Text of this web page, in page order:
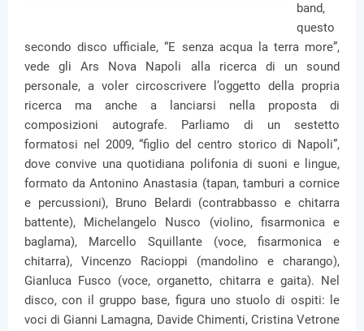
band,
questo
secondo disco ufficiale, “E senza acqua la terra more”,
vede gli Ars Nova Napoli alla ricerca di un sound
personale, a voler circoscrivere l’oggetto della propria
ricerca ma anche a lanciarsi nella proposta di
composizioni autografe. Parliamo di un sestetto
formatosi nel 2009, “figlio del centro storico di Napoli”,
dove convive una quotidiana polifonia di suoni e lingue,
formato da Antonino Anastasia (tapan, tamburi a cornice
e percussioni), Bruno Belardi (contrabbasso e chitarra
battente), Michelangelo Nusco (violino, fisarmonica e
baglama), Marcello Squillante (voce, fisarmonica e
chitarra), Vincenzo Racioppi (mandolino e charango),
Gianluca Fusco (voce, organetto, chitarra e gaita). Nel
disco, con il gruppo base, figura uno stuolo di ospiti: le
voci di Gianni Lamagna, Davide Chimenti, Cristina Vetrone